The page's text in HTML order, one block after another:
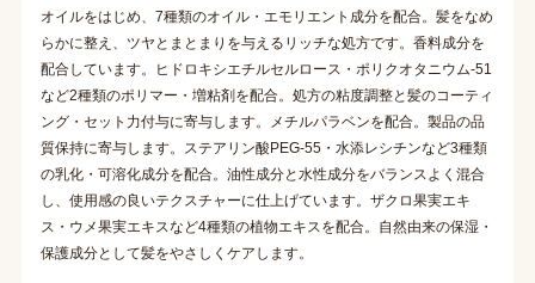
オイルをはじめ、7種類のオイル・エモリエント成分を配合。髪をなめ
らかに整え、ツヤとまとまりを与えるリッチな処方です。香料成分を
配合しています。ヒドロキシエチルセルロース・ポリクオタニウム-51
など2種類のポリマー・増粘剤を配合。処方の粘度調整と髪のコーティ
ング・セット力付与に寄与します。メチルパラベンを配合。製品の品
質保持に寄与します。ステアリン酸PEG-55・水添レシチンなど3種類
の乳化・可溶化成分を配合。油性成分と水性成分をバランスよく混合
し、使用感の良いテクスチャーに仕上げています。ザクロ果実エキ
ス・ウメ果実エキスなど4種類の植物エキスを配合。自然由来の保湿・
保護成分として髪をやさしくケアします。